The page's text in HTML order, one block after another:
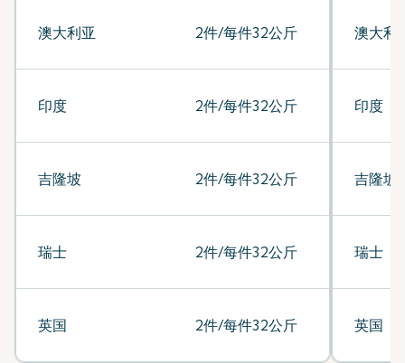
澳大利亚 2件/每件32公斤
印度 2件/每件32公斤
吉隆坡 2件/每件32公斤
瑞士 2件/每件32公斤
英国 2件/每件32公斤
澳大利
印度
吉隆坡
瑞士
英国